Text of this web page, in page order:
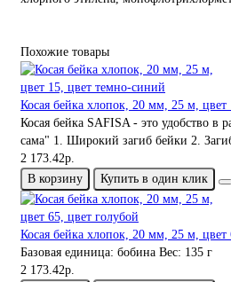
Похожие товары
Косая бейка хлопок, 20 мм, 25 м,
Косая бейка SAFISA - это удобство в
сама" 1. Широкий загиб бейки 2.
2 173.42р.
В корзину
Купить в один клик
Косая бейка хлопок, 20 мм, 25 м, цвет
Базовая единица: бобина Вес: 135 г
2 173.42р.